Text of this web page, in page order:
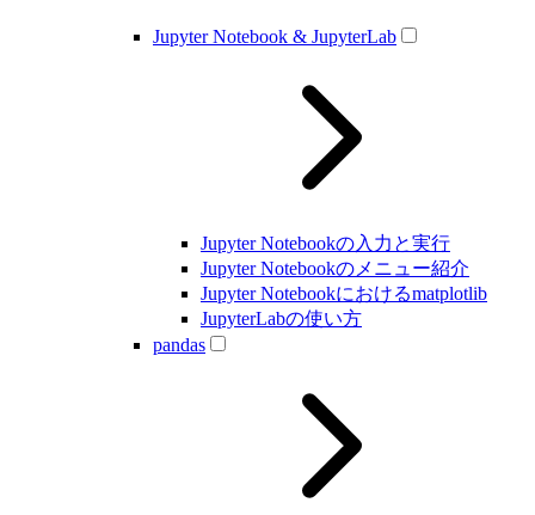
Jupyter Notebook & JupyterLab
Jupyter Notebookの入力と実行
Jupyter Notebookのメニュー紹介
Jupyter Notebookにおけるmatplotlib
JupyterLabの使い方
pandas